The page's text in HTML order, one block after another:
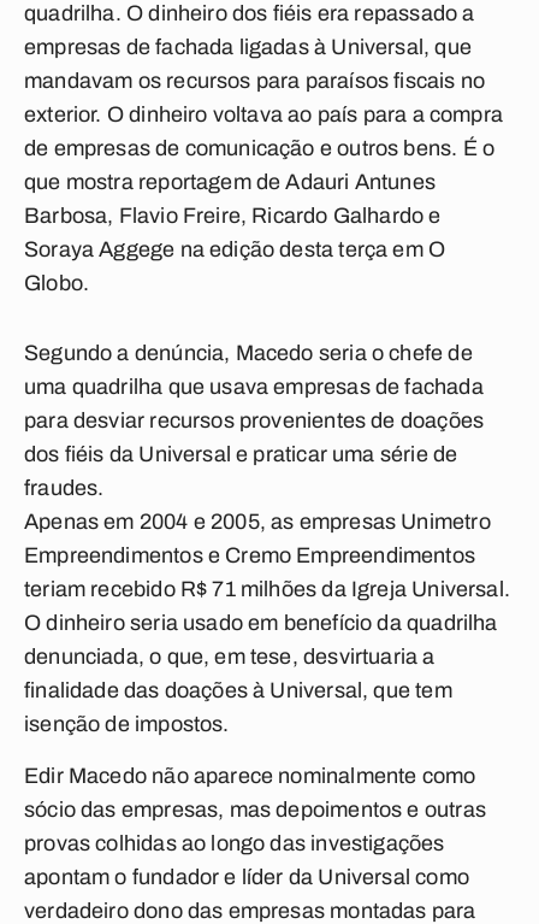
quadrilha. O dinheiro dos fiéis era repassado a
empresas de fachada ligadas à Universal, que
mandavam os recursos para paraísos fiscais no
exterior. O dinheiro voltava ao país para a compra
de empresas de comunicação e outros bens. É o
que mostra reportagem de Adauri Antunes
Barbosa, Flavio Freire, Ricardo Galhardo e
Soraya Aggege na edição desta terça em O
Globo.
Segundo a denúncia, Macedo seria o chefe de
uma quadrilha que usava empresas de fachada
para desviar recursos provenientes de doações
dos fiéis da Universal e praticar uma série de
fraudes.
Apenas em 2004 e 2005, as empresas Unimetro
Empreendimentos e Cremo Empreendimentos
teriam recebido R$ 71 milhões da Igreja Universal.
O dinheiro seria usado em benefício da quadrilha
denunciada, o que, em tese, desvirtuaria a
finalidade das doações à Universal, que tem
isenção de impostos.
Edir Macedo não aparece nominalmente como
sócio das empresas, mas depoimentos e outras
provas colhidas ao longo das investigações
apontam o fundador e líder da Universal como
verdadeiro dono das empresas montadas para